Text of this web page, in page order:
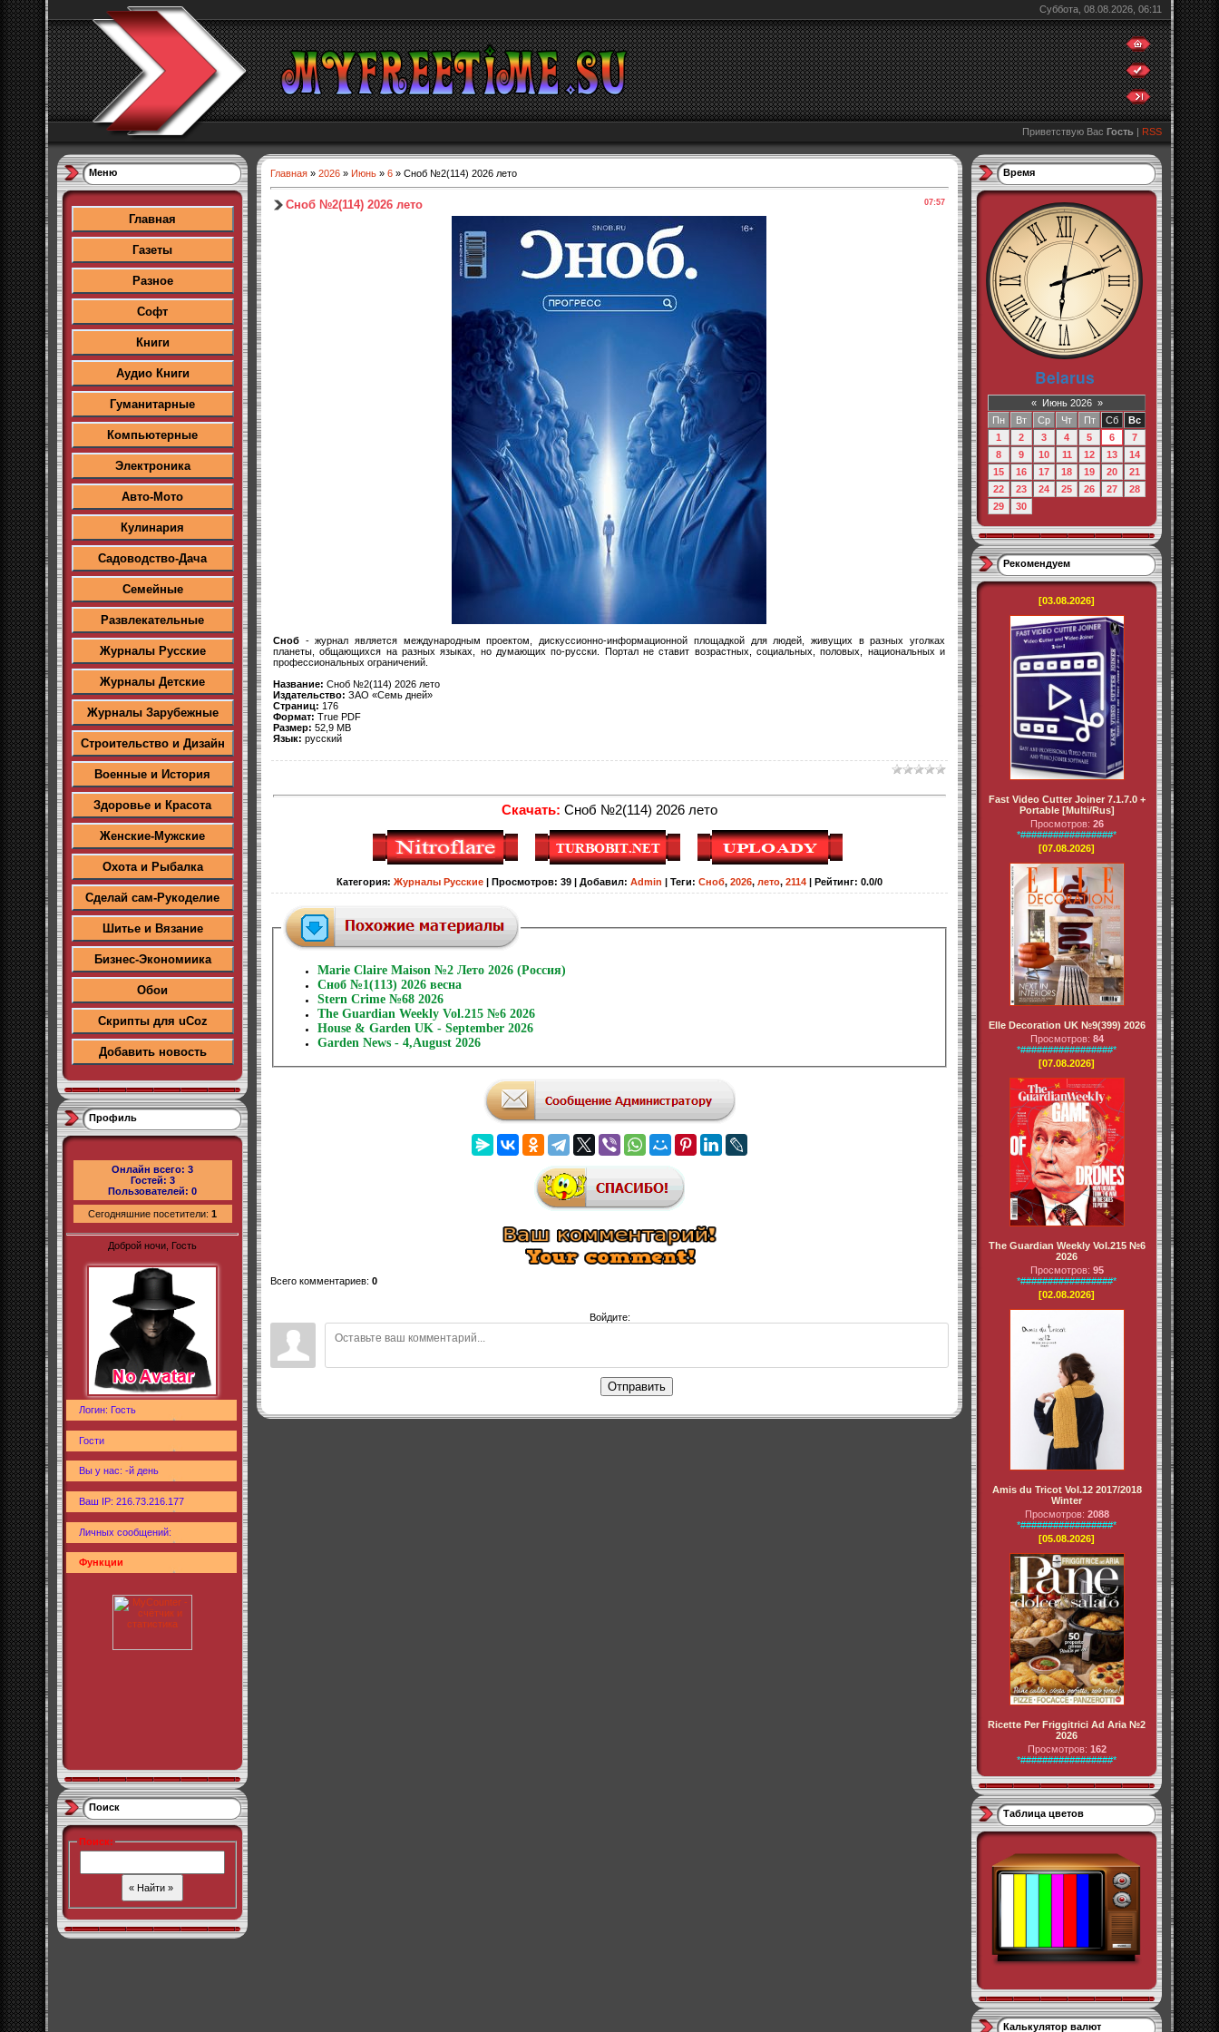
Суббота, 08.08.2026, 06:11
Приветствую Вас Гость | RSS
Меню
Главная
Газеты
Разное
Софт
Книги
Аудио Книги
Гуманитарные
Компьютерные
Электроника
Авто-Мото
Кулинария
Садоводство-Дача
Семейные
Развлекательные
Журналы Русские
Журналы Детские
Журналы Зарубежные
Строительство и Дизайн
Военные и История
Здоровье и Красота
Женские-Мужские
Охота и Рыбалка
Сделай сам-Рукоделие
Шитье и Вязание
Бизнес-Экономиика
Обои
Скрипты для uCoz
Добавить новость
Профиль
Онлайн всего: 3
Гостей: 3
Пользователей: 0
Сегодняшние посетители: 1
Доброй ночи, Гость
Логин: Гость
Гости
Вы у нас: -й день
Ваш IP: 216.73.216.177
Личных сообщений:
Функции
Поиск
Поиск:
Главная » 2026 » Июнь » 6 » Сноб №2(114) 2026 лето
07:57
Сноб №2(114) 2026 лето
Сноб - журнал является международным проектом, дискуссионно-информационной площадкой для людей, живущих в разных уголках
планеты, общающихся на разных языках, но думающих по-русски. Портал не ставит возрастных, социальных, половых, национальных и
профессиональных ограничений.
Название: Сноб №2(114) 2026 лето
Издательство: ЗАО «Семь дней»
Страниц: 176
Формат: True PDF
Размер: 52,9 MB
Язык: русский
Скачать: Сноб №2(114) 2026 лето
Категория: Журналы Русские Просмотров: 39 Добавил: Admin Теги: Сноб, 2026, лето, 2114 Рейтинг: 0.0/0
Marie Claire Maison №2 Лето 2026 (Россия)
Сноб №1(113) 2026 весна
Stern Crime №68 2026
The Guardian Weekly Vol.215 №6 2026
House & Garden UK - September 2026
Garden News - 4,August 2026
Всего комментариев: 0
Войдите:
Отправить
Время
« Июнь 2026 »
Пн
Вт Ср Чт Пт Сб
Вс
1
2 3 4 5 6
7
8
9 10 11 12 13
14
15
16 17 18 19 20
21
22
23 24 25 26 27
28
29
30
Рекомендуем
[03.08.2026]
Fast Video Cutter Joiner 7.1.7.0 +
Portable [Multi/Rus]
Просмотров: 26
*#################*
[07.08.2026]
Elle Decoration UK №9(399) 2026
Просмотров: 84
*#################*
[07.08.2026]
The Guardian Weekly Vol.215 №6
2026
Просмотров: 95
*#################*
[02.08.2026]
Amis du Tricot Vol.12 2017/2018
Winter
Просмотров: 2088
*#################*
[05.08.2026]
Ricette Per Friggitrici Ad Aria №2
2026
Просмотров: 162
*#################*
Таблица цветов
Калькулятор валют